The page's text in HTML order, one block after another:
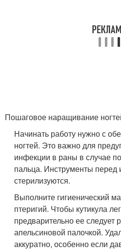
Пошаговое наращивание
Начинать работу нужно с
ногтей. Это важно для
инфекции в раны в случае
пальца. Инструменты перед
стерилизуются.
Выполните гигиенический
птеригий. Чтобы кутикула
предварительно ее следует
апельсиновой палочкой.
аккуратно, особенно если